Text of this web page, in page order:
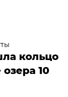
кольцо
10